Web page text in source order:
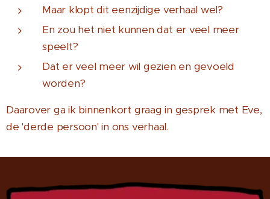
Maar klopt dit eenzijdige verhaal wel?
En zou het niet kunnen dat er veel meer
speelt?
Dat er veel meer wil gezien en gevoeld
worden?
Daarover ga ik binnenkort graag in gesprek met Eve,
de 'derde persoon' in ons verhaal.